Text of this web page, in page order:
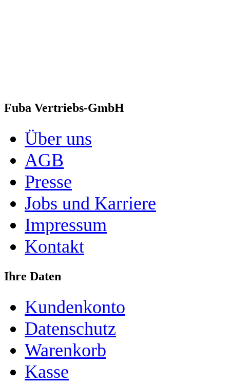
Fuba Vertriebs-GmbH
Über uns
AGB
Presse
Jobs und Karriere
Impressum
Kontakt
Ihre Daten
Kundenkonto
Datenschutz
Warenkorb
Kasse